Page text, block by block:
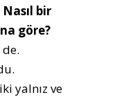
bir
göre?
yalnız ve